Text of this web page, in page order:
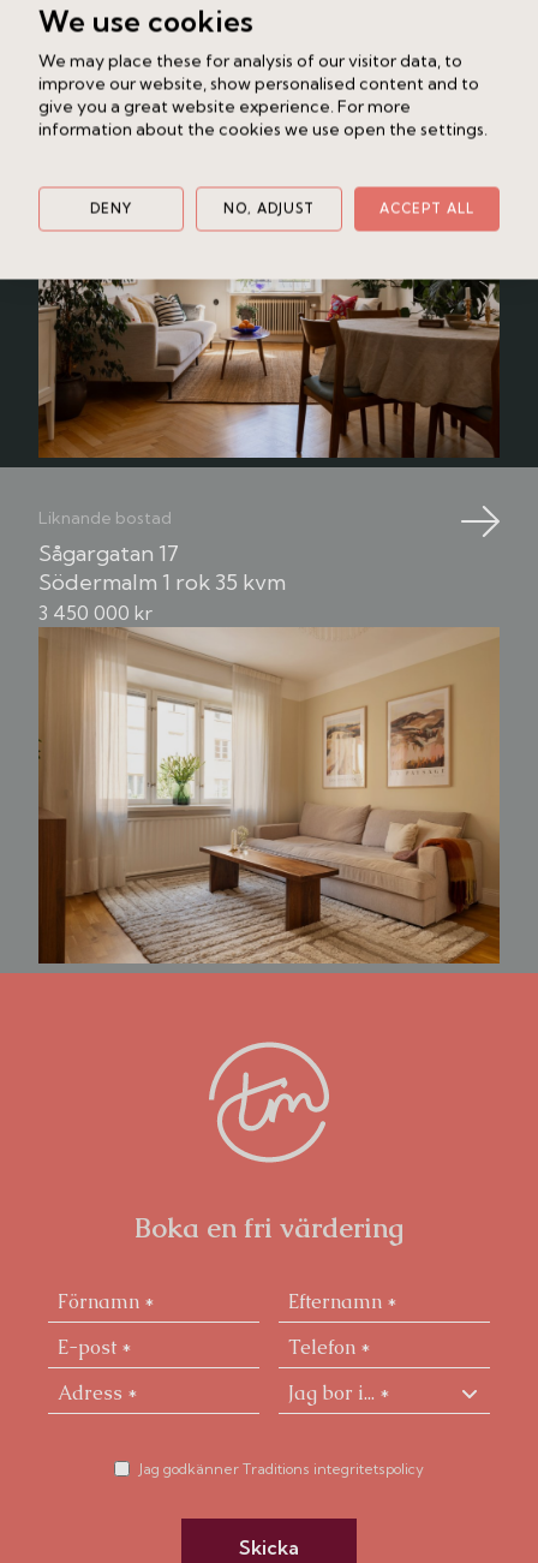
Liknande bostad
Ljusterögatan 5
Södermalm - Sofia 2 rok50 kvm
4 195 000 kr /bud
Liknande bostad
Sågargatan 17
Södermalm 1 rok 35 kvm
3 450 000 kr
Boka en fri värdering
Jag godkänner Traditions integritetspolicy
Skicka
We use cookies
We may place these for analysis of our visitor data, to
improve our website, show personalised content and to
give you a great website experience. For more
information about the cookies we use open the settings.
DENY NO, ADJUST ACCEPT ALL